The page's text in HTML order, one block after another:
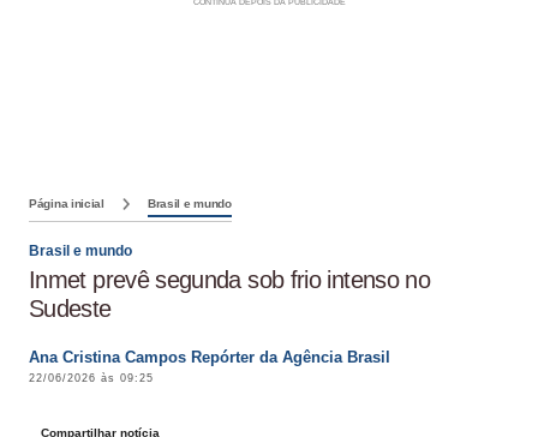
Página inicial Brasil e mundo
Brasil e mundo
Inmet prevê segunda sob frio intenso no
Sudeste
Ana Cristina Campos Repórter da Agência Brasil
22/06/2026 às 09:25
Compartilhar notícia